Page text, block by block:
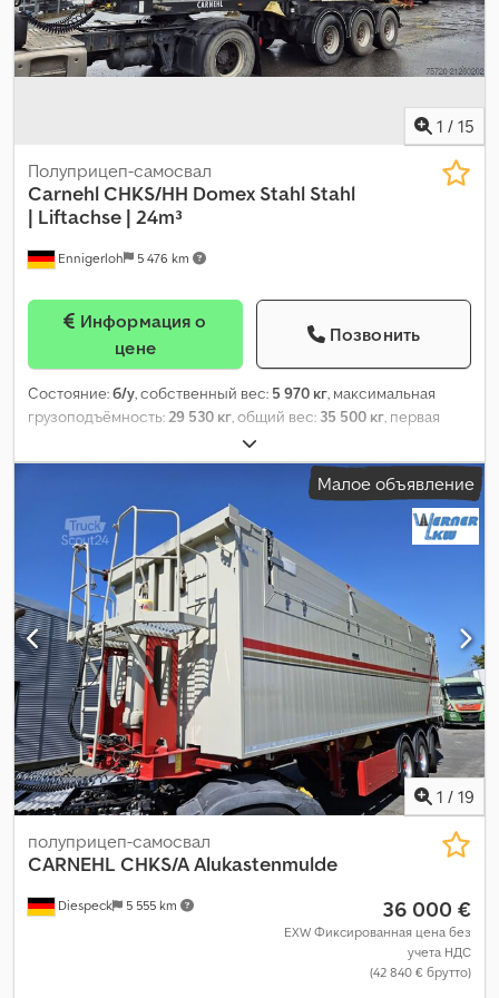
1 / 15
Ennigerloh 5 476 km
Полуприцеп-самосвал
CarnehlCHKS/HH Domex Stahl Stahl
| Liftachse | 24m³
цене
Позвонить
Состояние:б/у, собственный вес: 5 970 кг, максимальная
грузоподъёмность: 29 530 кг , общий вес: 35 500 кг , первая
, следующая проверка (TÜV):
объем грузового пространства:24 м³, подвеска:воздух,
другое , тип передачи:
, размер передней шины:
, размер задней
шины:385/65R22.5 , кабина водителя:
, класс выбросов:
, Оборудование:ABS, пневматический тормоз
Малое объявление
1 / 19
Diespeck 5 555 km
полуприцеп-самосвал
CARNEHL CHKS/A Alukastenmulde
36 000 €
EXW Фиксированная цена без
учета НДС
(42 840 € брутто)